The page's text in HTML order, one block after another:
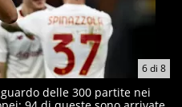
6di 8
delle 300 partite nei